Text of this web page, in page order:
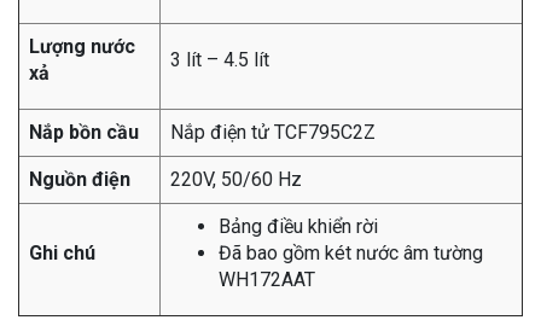
Lượng nước
xả
3 lít – 4.5 lít
Nắp bồn cầu Nắp điện tử TCF795C2Z
Nguồn điện 220V, 50/60 Hz
Ghi chú
Bảng điều khiển rời
Đã bao gồm két nước âm tường
WH172AAT